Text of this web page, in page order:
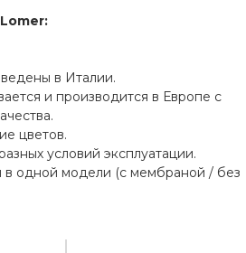
в Италии.
и производится в Европе с
цветов.
условий эксплуатации.
в одной модели (с мембраной / без